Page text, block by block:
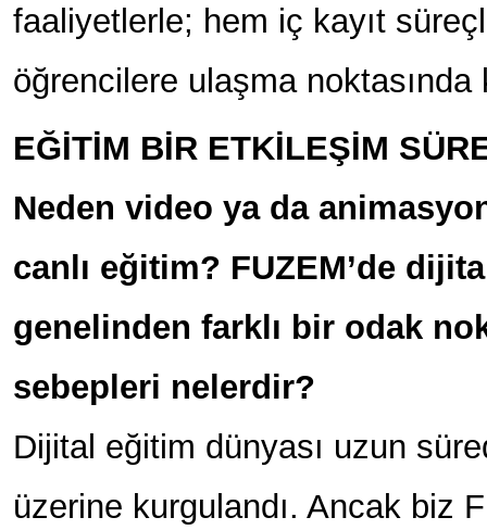
faaliyetlerle; hem iç kayıt
öğrencilere ulaşma noktasında
EĞİTİM BİR ETKİLEŞİM
Neden video ya da
canlı eğitim? FUZEM’de
genelinden farklı bir odak
sebepleri nelerdir?
Dijital eğitim dünyası uzun
üzerine kurgulandı. Ancak biz